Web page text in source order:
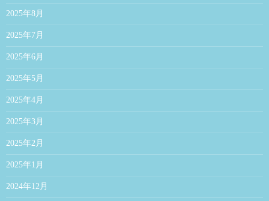
2025年8月
2025年7月
2025年6月
2025年5月
2025年4月
2025年3月
2025年2月
2025年1月
2024年12月